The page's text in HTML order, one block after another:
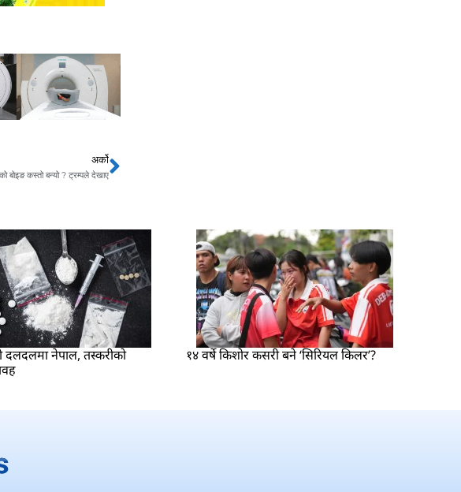
अर्को
बोइङ कस्तो बन्यो ? ट्रम्पले देखाएNext
नेपाल, तस्करीको
१४ वर्षे किशोर कसरी बने ‘सिरियल किलर’?